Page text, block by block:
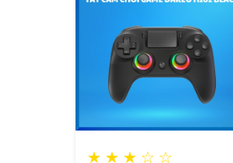
★ ★ ★ ☆ ☆